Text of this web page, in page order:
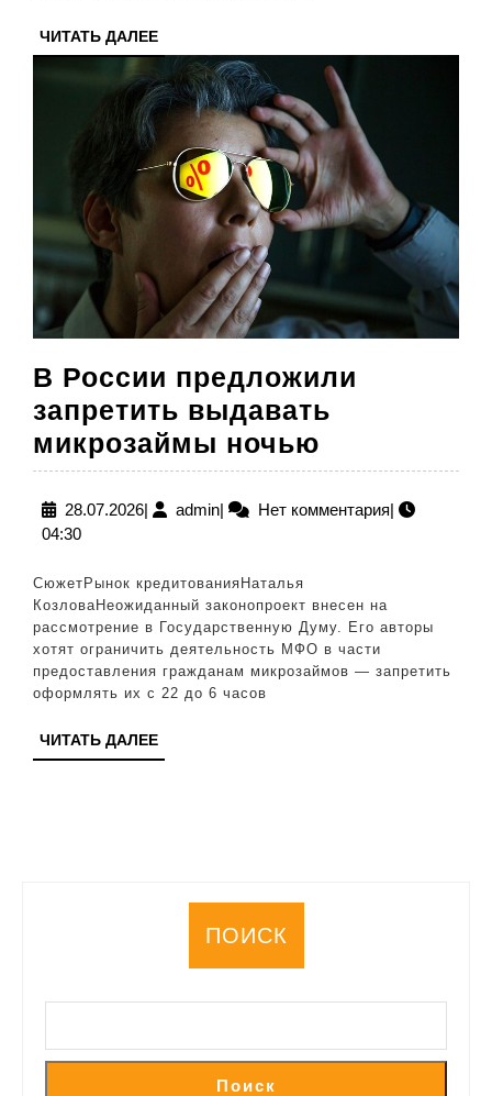
и
–
Сечин
ЧИТАТЬ ДАЛЕЕЧИТАТЬ
ДАЛЕЕ
В России предложили
запретить выдавать
микрозаймы ночью
России
ночью
28.07.202628.07.2026
| adminadmin
| Нет комментария|
04:30
СюжетРынок кредитованияНаталья
КозловаНеожиданный законопроект внесен на
рассмотрение в Государственную Думу. Его авторы
хотят ограничить деятельность МФО в части
предоставления гражданам микрозаймов — запретить
оформлять их с 22 до 6 часов
ЧИТАТЬ ДАЛЕЕЧИТАТЬ
ДАЛЕЕ
ПОИСК
Поиск